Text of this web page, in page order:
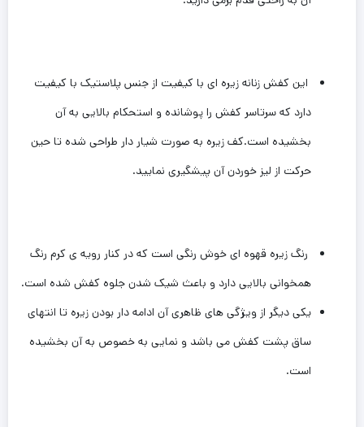
این کفش زنانه زیره ای با کیفیت از جنس پلاستیک با کیفیت
دارد که سرتاسر کفش را پوشانده و استحکام بالایی به آن
بخشیده است.کف زیره به صورت شیار دار طراحی شده تا حین
حرکت از لیز خوردن آن پیشگیری نمایید.
رنگ زیره قهوه ای خوش رنگی است که در کنار رویه ی کرم رنگ
همخوانی بالایی دارد و باعث شیک شدن جلوه کفش شده است‌.
یکی دیگر از ویژگی های ظاهری آن ادامه دار بودن زیره تا انتهای
ساق پشت کفش می باشد و نمایی به خصوص به آن بخشیده
است‌.